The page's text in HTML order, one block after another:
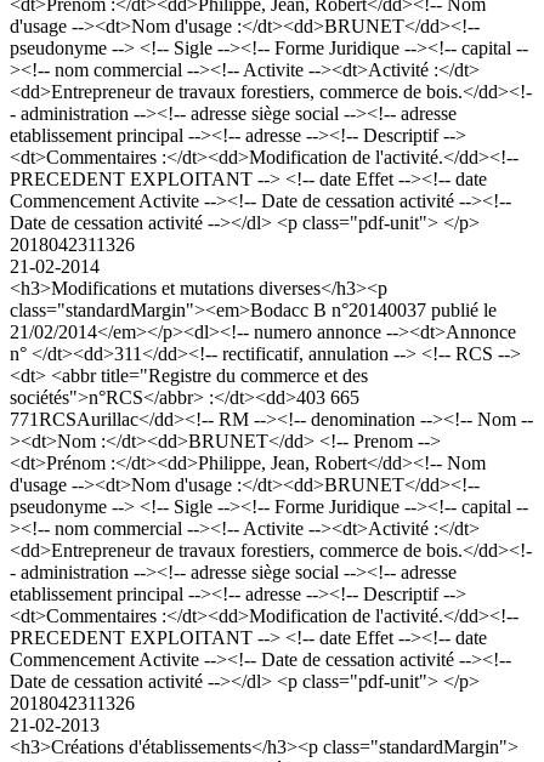
d'usage --><dt>Nom d'usage :</dt><dd>BRUNET</dd><!--
pseudonyme --> <!-- Sigle --><!-- Forme Juridique --><!-- capital --
><!-- nom commercial --><!-- Activite --><dt>Activité :</dt>
<dd>Entrepreneur de travaux forestiers, commerce de bois.</dd><!-
- administration --><!-- adresse siège social --><!-- adresse
etablissement principal --><!-- adresse --><!-- Descriptif -->
<dt>Commentaires :</dt><dd>Modification de l'activité.</dd><!--
PRECEDENT EXPLOITANT --> <!-- date Effet --><!-- date
Commencement Activite --><!-- Date de cessation activité --><!--
Date de cessation activité --></dl> <p class="pdf-unit"> </p>
2018042311326
21-02-2014
<h3>Modifications et mutations diverses</h3><p
class="standardMargin"><em>Bodacc B n°20140037 publié le
21/02/2014</em></p><dl><!-- numero annonce --><dt>Annonce
n° </dt><dd>311</dd><!-- rectificatif, annulation --> <!-- RCS -->
<dt> <abbr title="Registre du commerce et des
sociétés">n°RCS</abbr> :</dt><dd>403 665
771RCSAurillac</dd><!-- RM --><!-- denomination --><!-- Nom --
><dt>Nom :</dt><dd>BRUNET</dd> <!-- Prenom -->
<dt>Prénom :</dt><dd>Philippe, Jean, Robert</dd><!-- Nom
d'usage --><dt>Nom d'usage :</dt><dd>BRUNET</dd><!--
pseudonyme --> <!-- Sigle --><!-- Forme Juridique --><!-- capital --
><!-- nom commercial --><!-- Activite --><dt>Activité :</dt>
<dd>Entrepreneur de travaux forestiers, commerce de bois.</dd><!-
- administration --><!-- adresse siège social --><!-- adresse
etablissement principal --><!-- adresse --><!-- Descriptif -->
<dt>Commentaires :</dt><dd>Modification de l'activité.</dd><!--
PRECEDENT EXPLOITANT --> <!-- date Effet --><!-- date
Commencement Activite --><!-- Date de cessation activité --><!--
Date de cessation activité --></dl> <p class="pdf-unit"> </p>
2018042311326
21-02-2013
<h3>Créations d'établissements</h3><p class="standardMargin">